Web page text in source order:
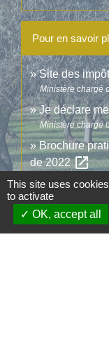
Pour en savoir
Site des
Ministère chargé
Je déclare
Ministère chargé
Brochure
de 2022open_in_new
This site uses
to activate
OK, accept all